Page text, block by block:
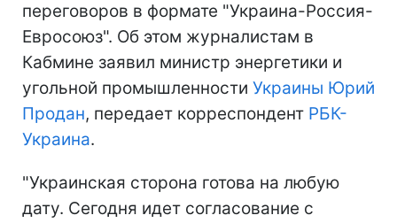
переговоров в формате "Украина-Россия-
Евросоюз". Об этом журналистам в
Кабмине заявил министр энергетики и
угольной промышленности Украины Юрий
Продан, передает корреспондент РБК-
Украина.
"Украинская сторона готова на любую
дату. Сегодня идет согласование с